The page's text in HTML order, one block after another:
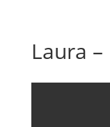
Laura